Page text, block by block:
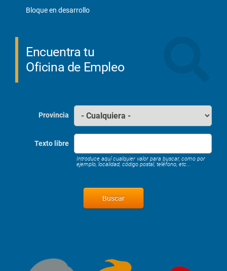
Bloque en desarrollo
Encuentra tu
Oficina de Empleo
Provincia
Texto libre
Introduce aquí cualquier valor para buscar, como por
ejemplo, localidad, código postal, teléfono, etc...